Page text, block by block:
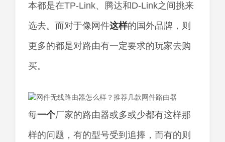
本都是在TP-Link、腾达和D-Link之间挑来
选去。而对于像网件这样的国外品牌，则
更多的都是对路由有一定要求的玩家去购
买。
每一个厂家的路由器或多或少都有这样那
样的问题，有的型号受到追捧，而有的则